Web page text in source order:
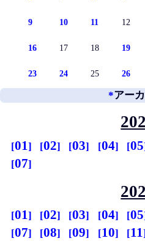
9 10 11 12
16 17 18 19
23 24 25 26
*アー
01 02 03 04 05
07
01 02 03 04 05
07
08 09 10 11